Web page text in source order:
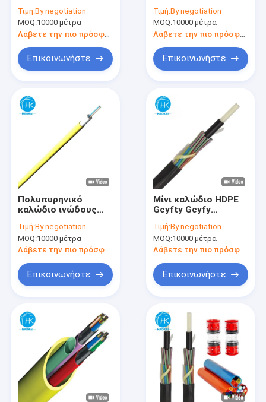
Προϊόντα
Βίντεο
Σχετικά με εμάς
καλώδιο οπτικών
ινών μικροκάδικας
Τιμή:By negotiation
MOQ:10000 μέτρα
Λάβετε την πιο πρόσφατη τιμή
Επικοινωνήστε
ινών
Τιμή:By negotiation
MOQ:10000 μέτρα
Επικοινωνήστε
Πολυπυρηνικό
καλώδιο ινώδους
ινώδους καλωδίου
χαμηλής τριβής
καλώδιο
οπτικής ινώδους
Τιμή:By negotiation
MOQ:10000 μέτρα
Λάβετε την πιο πρόσφατη τιμή
Επικοινωνήστε
Μίνι καλώδιο HDPE
Gcyfty Gcyfy
ινών
Τιμή:By negotiation
MOQ:10000 μέτρα
Λάβετε την πιο πρόσφατη τιμή
Επικοινωνήστε